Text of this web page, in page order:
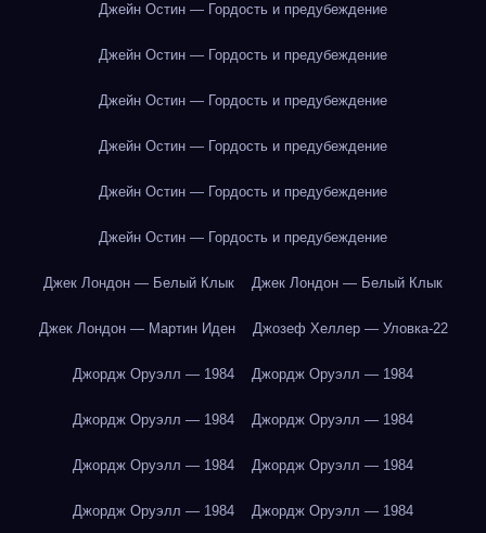
Джейн Остин — Гордость и предубеждение
Джейн Остин — Гордость и предубеждение
Джейн Остин — Гордость и предубеждение
Джейн Остин — Гордость и предубеждение
Джейн Остин — Гордость и предубеждение
Джейн Остин — Гордость и предубеждение
Джек Лондон — Белый Клык Джек Лондон — Белый Клык
Джек Лондон — Мартин Иден Джозеф Хеллер — Уловка-22
Джордж Оруэлл — 1984 Джордж Оруэлл — 1984
Джордж Оруэлл — 1984 Джордж Оруэлл — 1984
Джордж Оруэлл — 1984 Джордж Оруэлл — 1984
Джордж Оруэлл — 1984 Джордж Оруэлл — 1984